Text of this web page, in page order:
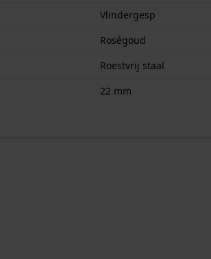
Vlindergesp
Roségoud
Roestvrij staal
22 mm